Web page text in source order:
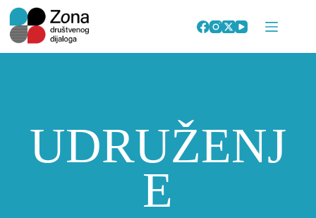
Skip
content
UDRUŽENJ
E